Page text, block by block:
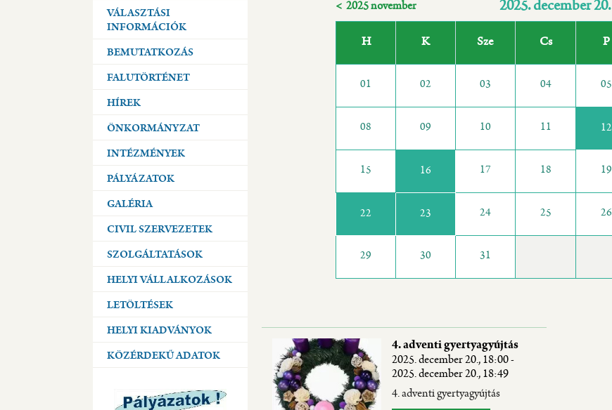
VÁLASZTÁSI
INFORMÁCIÓK
BEMUTATKOZÁS
FALUTÖRTÉNET
HÍREK
ÖNKORMÁNYZAT
INTÉZMÉNYEK
PÁLYÁZATOK
GALÉRIA
CIVIL SZERVEZETEK
SZOLGÁLTATÁSOK
HELYI VÁLLALKOZÁSOK
LETÖLTÉSEK
HELYI KIADVÁNYOK
KÖZÉRDEKŰ ADATOK
< 2025 november 2025. december 20.
H K Sze Cs P
01 02 03 04 05
08 09 10 11 12
15 16 17 18 19
22 23 24 25 26
29 30 31
4. adventi gyertyagyújtás
2025. december 20., 18:00 -
2025. december 20., 18:49
4. adventi gyertyagyújtás